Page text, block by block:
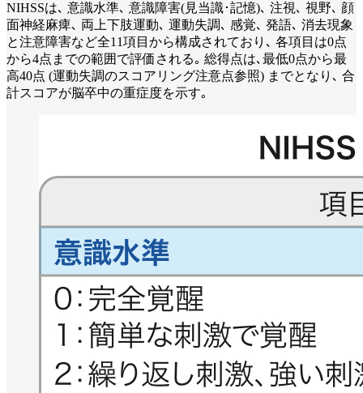
NIHSSは､ 意識水準､ 意識障害(見当識･記憶)､ 注視､ 視野､ 顔
面神経麻痺､ 両上下肢運動､ 運動失調､ 感覚､ 発語､ 消去現象
と注意障害など全11項目から構成されており､ 各項目は0点
から4点までの範囲で評価される｡ 総得点は､最低0点から最
高40点 (運動失調のスコアリング注意点参照) までとなり､ 合
計スコアが脳卒中の重症度を示す｡